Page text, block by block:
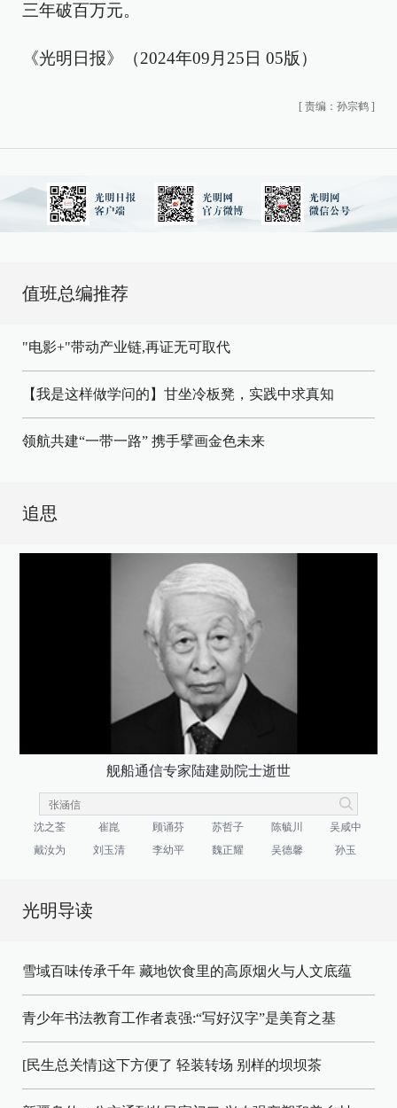
三年破百万元。
《光明日报》（2024年09月25日 05版）
[ 责编：孙宗鹤 ]
值班总编推荐
"电影+"带动产业链,再证无可取代
【我是这样做学问的】甘坐冷板凳，实践中求真知
领航共建“一带一路” 携手擘画金色未来
追思
舰船通信专家陆建勋院士逝世
沈之荃 崔崑 顾诵芬 苏哲子 陈毓川
吴咸中
戴汝为
刘玉清 李幼平 魏正耀 吴德馨 孙玉
光明导读
雪域百味传承千年 藏地饮食里的高原烟火与人文底蕴
青少年书法教育工作者袁强:“写好汉字”是美育之基
[民生总关情]这下方便了 轻装转场 别样的坝坝茶